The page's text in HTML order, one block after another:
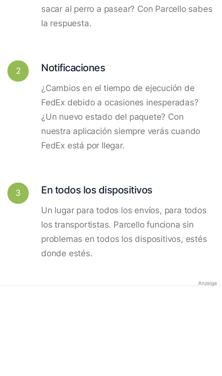
sacar al perro a pasear? Con Parcello sabes
la respuesta.
2 Notificaciones
¿Cambios en el tiempo de ejecución de
FedEx debido a ocasiones inesperadas?
¿Un nuevo estado del paquete? Con
nuestra aplicación siempre verás cuando
FedEx está por llegar.
3 En todos los dispositivos
Un lugar para todos los envíos, para todos
los transportistas. Parcello funciona sin
problemas en todos los dispositivos, estés
donde estés.
Anzeige